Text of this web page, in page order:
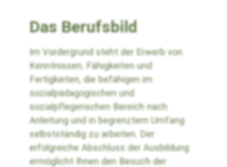
Das Berufsbild
Im Vordergrund steht der Erwerb von
Kenntnissen, Fähigkeiten und
Fertigkeiten, die befähigen im
sozialpädagogischen und
sozialpflegerischen Bereich nach
Anleitung und in begrenztem Umfang
selbstständig zu arbeiten. Der
erfolgreiche Abschluss der Ausbildung
ermöglicht Ihnen den Besuch der